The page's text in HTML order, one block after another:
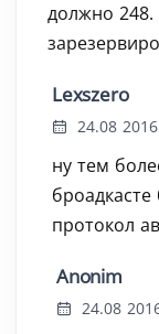
должно
Lexszero
24.08
ну тем
протокол
Anonim
24.08